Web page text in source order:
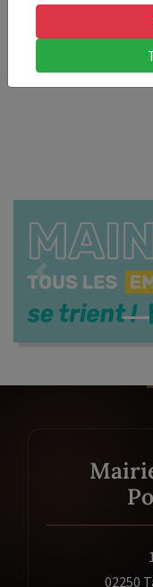
Pour plus de
Previous
02250